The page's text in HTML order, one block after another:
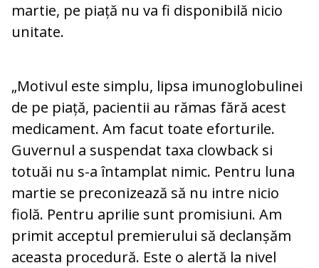
martie, pe piață nu va fi disponibilă nicio
unitate.
„Motivul este simplu, lipsa imunoglobulinei
de pe piață, pacientii au rămas fără acest
medicament. Am facut toate eforturile.
Guvernul a suspendat taxa clowback si
totuăi nu s-a întamplat nimic. Pentru luna
martie se preconizează să nu intre nicio
fiolă. Pentru aprilie sunt promisiuni. Am
primit acceptul premierului să declanșăm
aceasta procedură. Este o alertă la nivel